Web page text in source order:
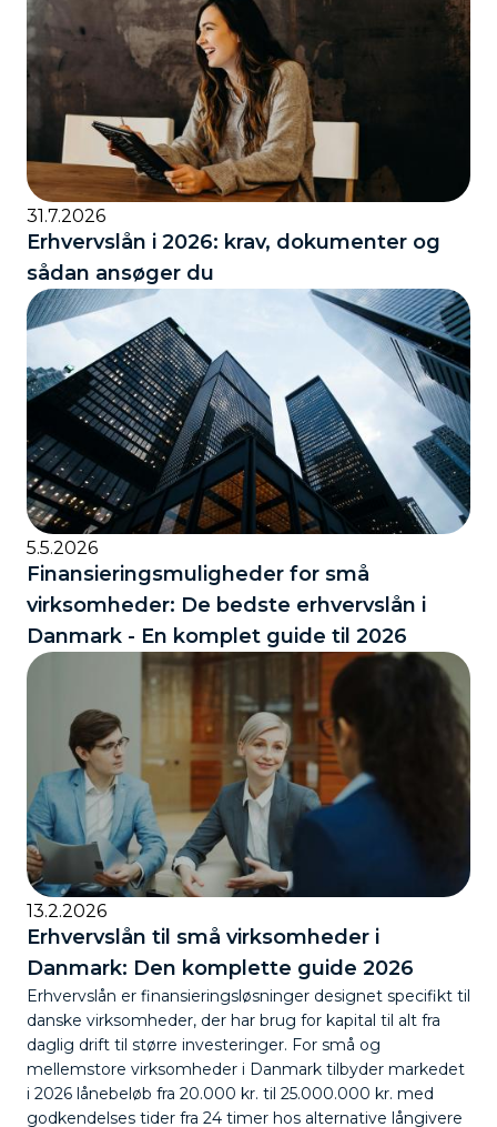
31.7.2026
Erhvervslån i 2026: krav, dokumenter og
sådan ansøger du
5.5.2026
Finansieringsmuligheder for små
virksomheder: De bedste erhvervslån i
Danmark - En komplet guide til 2026
13.2.2026
Erhvervslån til små virksomheder i
Danmark: Den komplette guide 2026
Erhvervslån er finansieringsløsninger designet specifikt til
danske virksomheder, der har brug for kapital til alt fra
daglig drift til større investeringer. For små og
mellemstore virksomheder i Danmark tilbyder markedet
i 2026 lånebeløb fra 20.000 kr. til 25.000.000 kr. med
godkendelses tider fra 24 timer hos alternative långivere